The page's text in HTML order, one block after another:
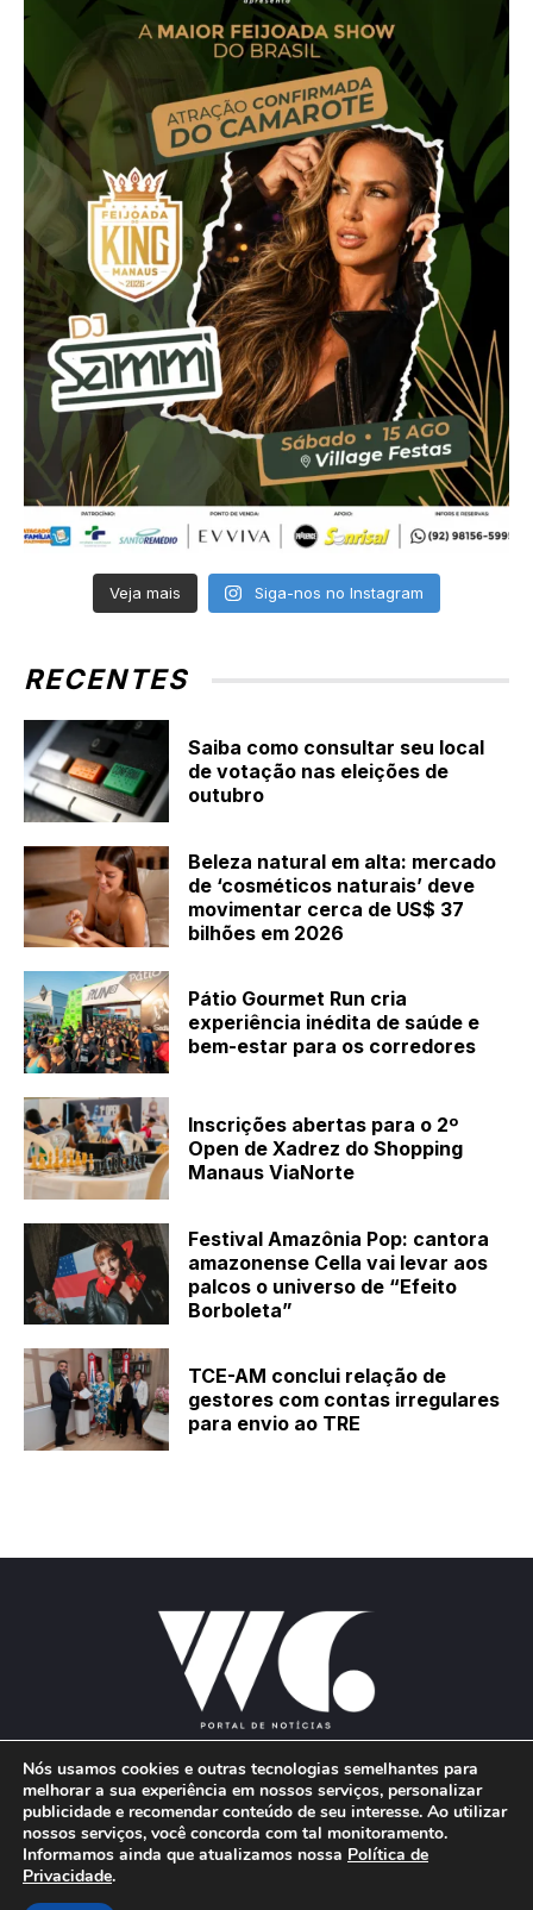
Veja mais Siga-nos no Instagram
RECENTES
Saiba como consultar seu local
de votação nas eleições de
outubro
Beleza natural em alta: mercado
de ‘cosméticos naturais’ deve
movimentar cerca de US$ 37
bilhões em 2026
Pátio Gourmet Run cria
experiência inédita de saúde e
bem-estar para os corredores
Inscrições abertas para o 2º
Open de Xadrez do Shopping
Manaus ViaNorte
Festival Amazônia Pop: cantora
amazonense Cella vai levar aos
palcos o universo de “Efeito
Borboleta”
TCE-AM conclui relação de
gestores com contas irregulares
para envio ao TRE
E-mail: wgproducoes2018@gmail.com
Nós usamos cookies e outras tecnologias semelhantes para
melhorar a sua experiência em nossos serviços, personalizar
publicidade e recomendar conteúdo de seu interesse. Ao utilizar
nossos serviços, você concorda com tal monitoramento.
Informamos ainda que atualizamos nossa Política de
Privacidade.